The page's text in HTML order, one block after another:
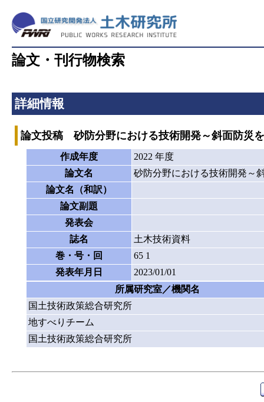
論文・刊行物検索
詳細情報
論文投稿 砂防分野における技術開発～斜面防災
作成年度
2022 年度
論文名
砂防分野における技術開発～
論文名（和訳）
論文副題
発表会
誌名
土木技術資料
巻・号・回
65 1
発表年月日
2023/01/01
所属研究室／機関名
国土技術政策総合研究所
地すべりチーム
国土技術政策総合研究所